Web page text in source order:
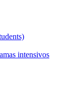
intensivos